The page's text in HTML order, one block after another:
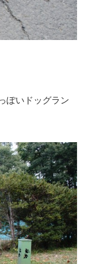
ぽいドッグラン